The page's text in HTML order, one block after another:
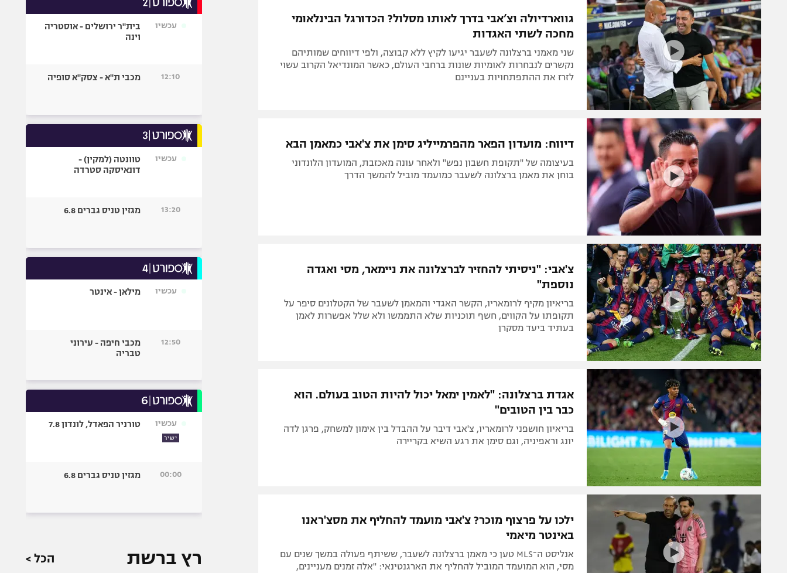
תקנון משתתפים וזוכים בפרסים
תקנון עבור פעילות אלקטרה
תקנון עבור פעילות ספורט 1 – "מרלן"
טניס
גיימינג E-Sports
תנאי שימוש
מדיניות פרטיות
תקנון פעילות ספורט 1
רשיון להקרנה פומבית לבית עסק
הצטרפות לחבילת הערוצים
לוח דרושים – ג'ובנט
תגיות
המגזין
הפועל חיפה
הפועל באר שבע
מכבי נתניה
בני יהודה
ליגות נוספות
ספורט מוטורי
בייסבול MLB
גיימינג E-Sports
גווארדיולה וצ’אבי בדרך לאותו מסלול? הכדורגל הבינלאומי
מחכה לשתי האגדות
שני מאמני ברצלונה לשעבר יגיעו לקיץ ללא קבוצה, ולפי דיווחים שמותיהם
נקשרים לנבחרות לאומיות שונות ברחבי העולם, כאשר המונדיאל הקרוב עשוי
לזרז את ההתפתחויות בעניינם
דיווח: מועדון הפאר מהפרמייליג סימן את צ'אבי כמאמן הבא
בעיצומה של "תקופת חשבון נפש" ולאחר עונה מאכזבת, המועדון הלונדוני
בוחן את מאמן ברצלונה לשעבר כמועמד מוביל להמשך הדרך
צ'אבי: "ניסיתי להחזיר לברצלונה את ניימאר, מסי ואגדה
נוספת"
בריאיון מקיף לרומאריו, הקשר האגדי והמאמן לשעבר של הקטלונים סיפר על
תקופתו על הקווים, חשף תוכניות שלא התממשו ולא שלל אפשרות לאמן
בעתיד ביעד מסקרן
אגדת ברצלונה: "לאמין ימאל יכול להיות הטוב בעולם. הוא
כבר בין הטובים"
בריאיון חושפני לרומאריו, צ'אבי דיבר על ההבדל בין אימון למשחק, פרגן לדה
יונג וראפיניה, וגם סימן את רגע השיא בקריירה
ילכו על פרצוף מוכר? צ'אבי מועמד להחליף את מסצ'ראנו
באינטר מיאמי
אנליסט ה־MLS טען כי מאמן ברצלונה לשעבר, ששיתף פעולה במשך שנים עם
מסי, הוא המועמד המוביל להחליף את הארגנטינאי: "אלה זמנים מעניינים,
עכשיו
בית"ר ירושלים - אוסטריה
וינה
12:10 מכבי ת"א - צסק"א סופיה
עכשיו
טוונטה (למקין) -
דונאיסקה סטרדה
13:20 מגזין טניס גברים 6.8
עכשיו מילאן - אינטר
12:50
מכבי חיפה - עירוני
טבריה
עכשיו
ישיר
טורניר הפאדל, לונדון 7.8
00:00 מגזין טניס גברים 6.8
רץ ברשת הכל >